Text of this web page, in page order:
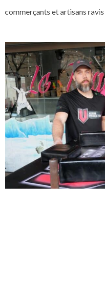
commerçants et artisans